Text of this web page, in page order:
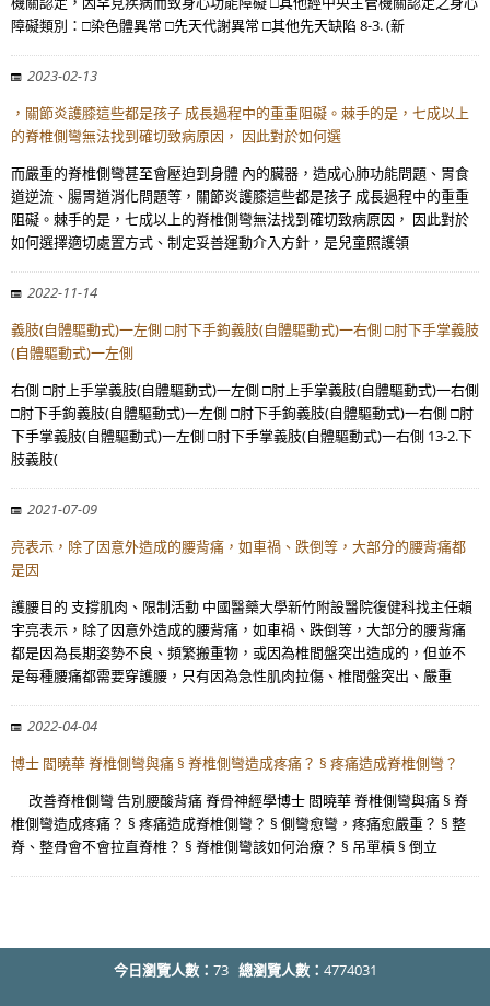
障礙類別：□染色體異常 □先天代謝異常 □其他先天缺陷 8-3. (新
2023-02-13
，關節炎護膝這些都是孩子 成長過程中的重重阻礙。棘手的是，七成以上
的脊椎側彎無法找到確切致病原因， 因此對於如何選
而嚴重的脊椎側彎甚至會壓迫到身體 內的臟器，造成心肺功能問題、胃食
道逆流、腸胃道消化問題等，關節炎護膝這些都是孩子 成長過程中的重重
阻礙。棘手的是，七成以上的脊椎側彎無法找到確切致病原因， 因此對於
如何選擇適切處置方式、制定妥善運動介入方針，是兒童照護領
2022-11-14
義肢(自體驅動式)一左側 □肘下手鉤義肢(自體驅動式)一右側 □肘下手掌義肢
(自體驅動式)一左側
右側 □肘上手掌義肢(自體驅動式)一左側 □肘上手掌義肢(自體驅動式)一右側
□肘下手鉤義肢(自體驅動式)一左側 □肘下手鉤義肢(自體驅動式)一右側 □肘
下手掌義肢(自體驅動式)一左側 □肘下手掌義肢(自體驅動式)一右側 13-2.下
肢義肢(
2021-07-09
亮表示，除了因意外造成的腰背痛，如車禍、跌倒等，大部分的腰背痛都
是因
護腰目的 支撐肌肉、限制活動 中國醫藥大學新竹附設醫院復健科找主任賴
宇亮表示，除了因意外造成的腰背痛，如車禍、跌倒等，大部分的腰背痛
都是因為長期姿勢不良、頻繁搬重物，或因為椎間盤突出造成的，但並不
是每種腰痛都需要穿護腰，只有因為急性肌肉拉傷、椎間盤突出、嚴重
2022-04-04
博士 閻曉華 脊椎側彎與痛 § 脊椎側彎造成疼痛？ § 疼痛造成脊椎側彎？
改善脊椎側彎 告別腰酸背痛 脊骨神經學博士 閻曉華 脊椎側彎與痛 § 脊
椎側彎造成疼痛？ § 疼痛造成脊椎側彎？ § 側彎愈彎，疼痛愈嚴重？ § 整
脊、整骨會不會拉直脊椎？ § 脊椎側彎該如何治療？ § 吊單槓 § 倒立
今日瀏覽人數： 73 總瀏覽人數： 4774031